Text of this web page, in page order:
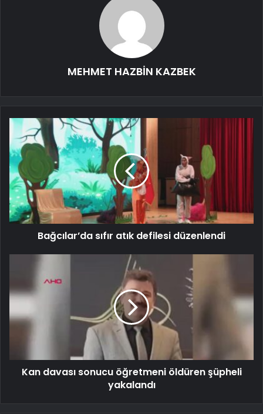
MEHMET HAZBİN KAZBEK
Bağcılar’da sıfır atık defilesi düzenlendi
Kan davası sonucu öğretmeni öldüren şüpheli
yakalandı